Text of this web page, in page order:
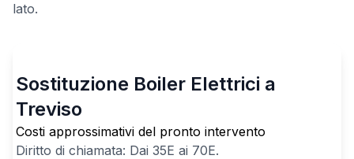
lato.
Sostituzione Boiler Elettrici a
Treviso
Costi approssimativi del pronto intervento
Diritto di chiamata: Dai 35E ai 70E.